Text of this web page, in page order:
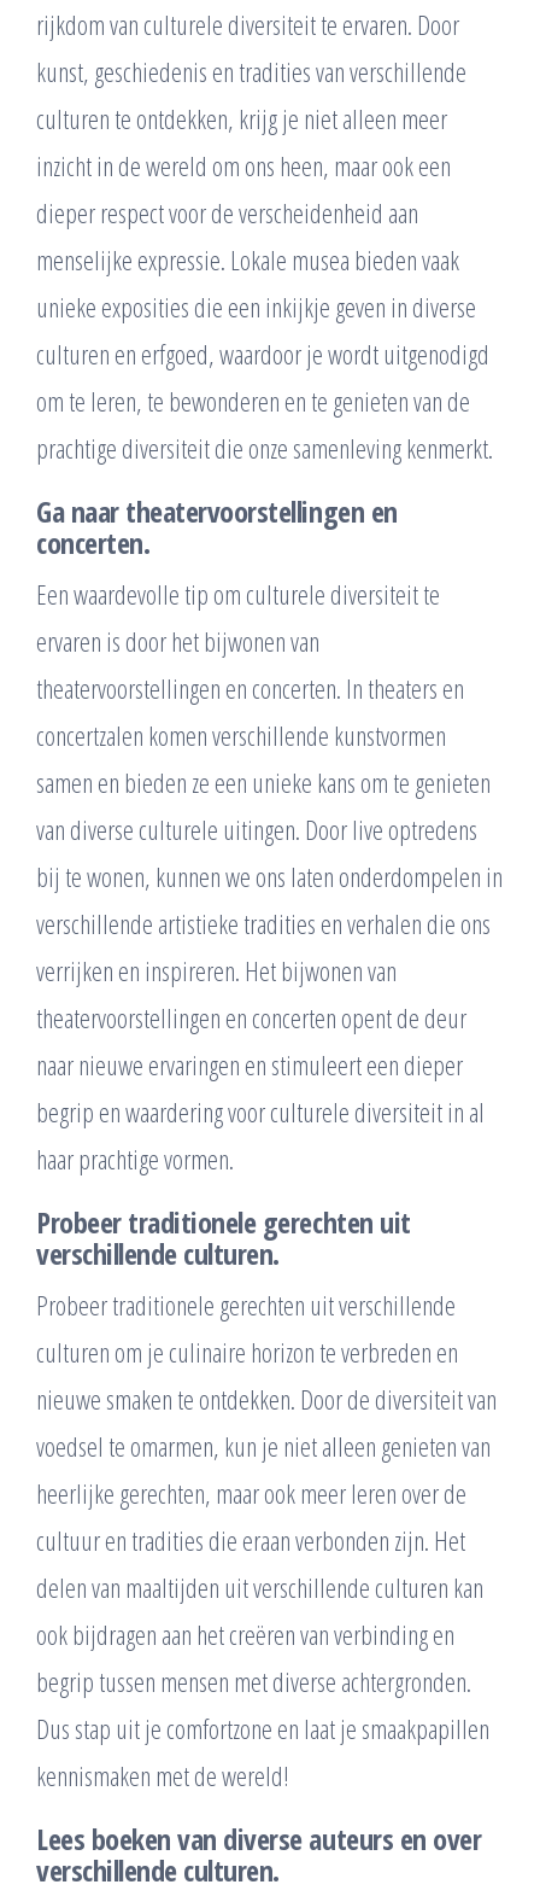
rijkdom van culturele diversiteit te ervaren. Door
kunst, geschiedenis en tradities van verschillende
culturen te ontdekken, krijg je niet alleen meer
inzicht in de wereld om ons heen, maar ook een
dieper respect voor de verscheidenheid aan
menselijke expressie. Lokale musea bieden vaak
unieke exposities die een inkijkje geven in diverse
culturen en erfgoed, waardoor je wordt uitgenodigd
om te leren, te bewonderen en te genieten van de
prachtige diversiteit die onze samenleving kenmerkt.
Ga naar theatervoorstellingen en
concerten.
Een waardevolle tip om culturele diversiteit te
ervaren is door het bijwonen van
theatervoorstellingen en concerten. In theaters en
concertzalen komen verschillende kunstvormen
samen en bieden ze een unieke kans om te genieten
van diverse culturele uitingen. Door live optredens
bij te wonen, kunnen we ons laten onderdompelen in
verschillende artistieke tradities en verhalen die ons
verrijken en inspireren. Het bijwonen van
theatervoorstellingen en concerten opent de deur
naar nieuwe ervaringen en stimuleert een dieper
begrip en waardering voor culturele diversiteit in al
haar prachtige vormen.
Probeer traditionele gerechten uit
verschillende culturen.
Probeer traditionele gerechten uit verschillende
culturen om je culinaire horizon te verbreden en
nieuwe smaken te ontdekken. Door de diversiteit van
voedsel te omarmen, kun je niet alleen genieten van
heerlijke gerechten, maar ook meer leren over de
cultuur en tradities die eraan verbonden zijn. Het
delen van maaltijden uit verschillende culturen kan
ook bijdragen aan het creëren van verbinding en
begrip tussen mensen met diverse achtergronden.
Dus stap uit je comfortzone en laat je smaakpapillen
kennismaken met de wereld!
Lees boeken van diverse auteurs en over
verschillende culturen.